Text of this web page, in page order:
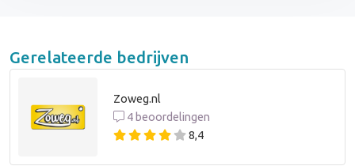
Gerelateerde bedrijven
Zoweg.nl
4 beoordelingen
8,4